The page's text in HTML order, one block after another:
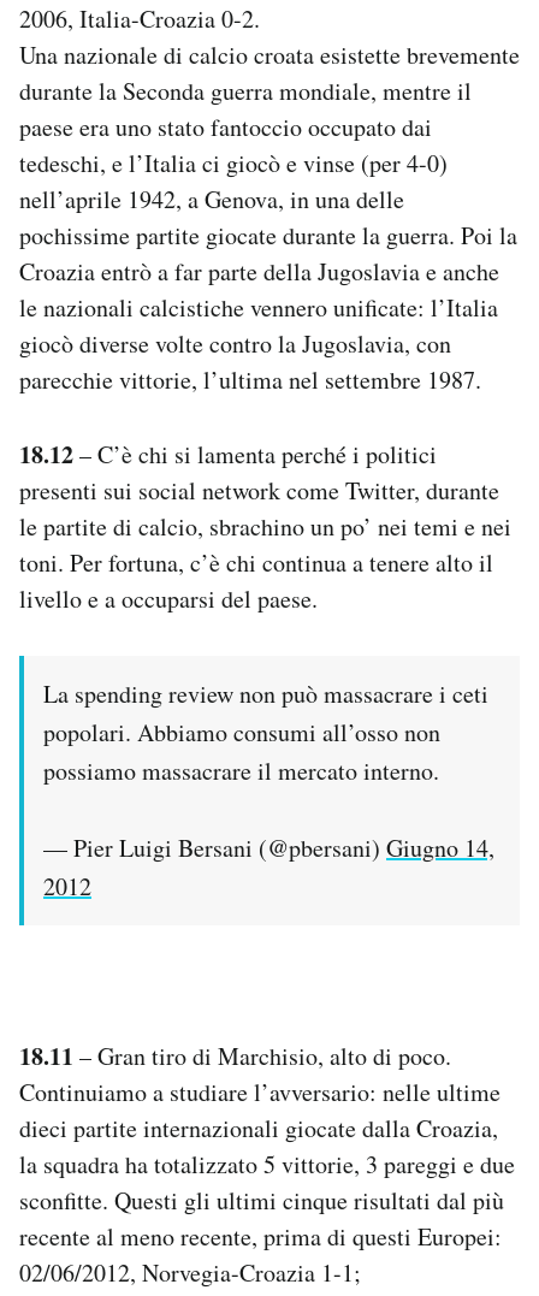
2006, Italia-Croazia 0-2.
Una nazionale di calcio croata esistette brevemente
durante la Seconda guerra mondiale, mentre il
paese era uno stato fantoccio occupato dai
tedeschi, e l’Italia ci giocò e vinse (per 4-0)
nell’aprile 1942, a Genova, in una delle
pochissime partite giocate durante la guerra. Poi la
Croazia entrò a far parte della Jugoslavia e anche
le nazionali calcistiche vennero unificate: l’Italia
giocò diverse volte contro la Jugoslavia, con
parecchie vittorie, l’ultima nel settembre 1987.
18.12– C’è chi si lamenta perché i politici
presenti sui social network come Twitter, durante
le partite di calcio, sbrachino un po’ nei temi e nei
toni. Per fortuna, c’è chi continua a tenere alto il
livello e a occuparsi del paese.
La spending review non può massacrare i ceti
popolari. Abbiamo consumi all’osso non
possiamo massacrare il mercato interno.
— Pier Luigi Bersani (@pbersani) Giugno 14,
2012
18.11 – Gran tiro di Marchisio, alto di poco.
Continuiamo a studiare l’avversario: nelle ultime
dieci partite internazionali giocate dalla Croazia,
la squadra ha totalizzato 5 vittorie, 3 pareggi e due
sconfitte. Questi gli ultimi cinque risultati dal più
recente al meno recente, prima di questi Europei:
02/06/2012, Norvegia-Croazia 1-1;